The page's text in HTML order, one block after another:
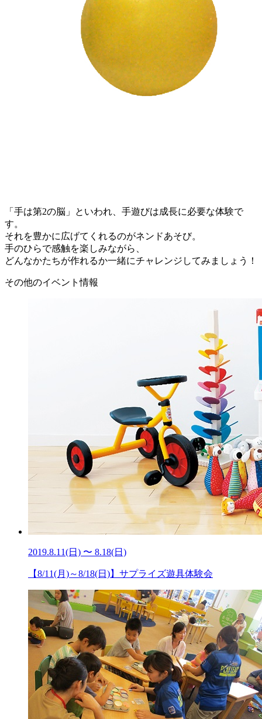
「手は第2の脳」といわれ、手遊びは成長に必要な体験で
す。
それを豊かに広げてくれるのがネンドあそび。
手のひらで感触を楽しみながら、
どんなかたちが作れるか一緒にチャレンジしてみましょう！
その他のイベント情報
2019.8.11(日) 〜 8.18(日)
【8/11(月)～8/18(日)】サプライズ遊具体験会